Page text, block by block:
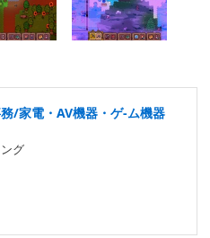
/家電・AV機器・ゲ-ム機器
グ